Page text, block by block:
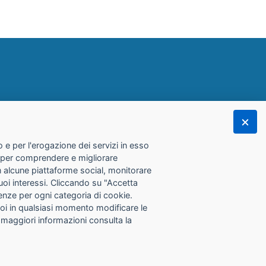
per l'erogazione dei servizi in esso
comprendere e migliorare
piattaforme social, monitorare
interessi. Cliccando su "Accetta
per ogni categoria di cookie.
in qualsiasi momento modificare le
informazioni consulta la